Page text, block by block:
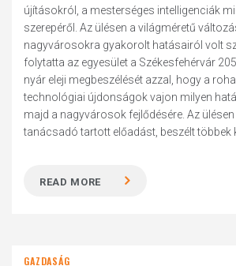
újításokról, a mesterséges intelligenciák
szerepéről. Az ülésen a világméretű
nagyvárosokra gyakorolt hatásairól volt
folytatta az egyesület a Székesfehérvár
nyár eleji megbeszélését azzal, hogy a
technológiai újdonságok vajon milyen
majd a nagyvárosok fejlődésére. Az
tanácsadó tartott előadást, beszélt többek
READ MORE
GAZDASÁG